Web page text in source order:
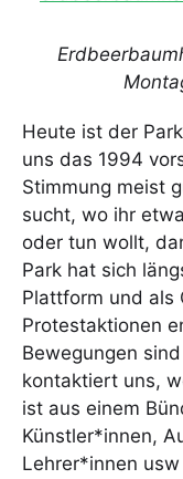
Heute ist der
uns das 1994
Stimmung meist
sucht, wo ihr
oder tun wollt,
Park hat sich
Plattform und als
Protestaktionen
Bewegungen
kontaktiert uns,
ist aus einem
Künstler*innen,
Lehrer*innen